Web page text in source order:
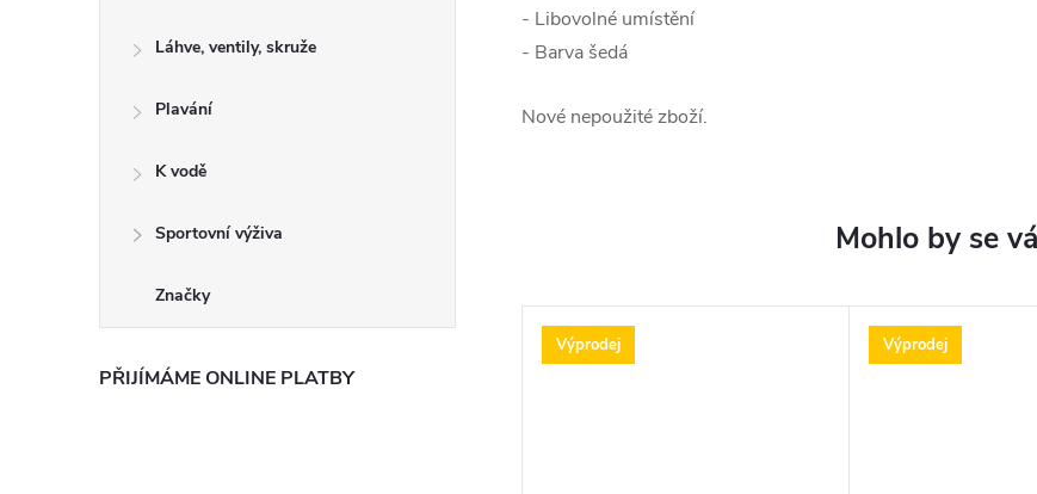
Láhve, ventily, skruže
Plavání
K vodě
Sportovní výživa
Značky
PŘIJÍMÁME ONLINE PLATBY
- Libovolné umístění
- Barva šedá
Nové nepoužité zboží.
Výprodej Výprodej